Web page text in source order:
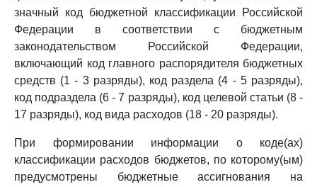
значный код бюджетной классификации Российской
Федерации в соответствии с бюджетным
законодательством Российской Федерации,
включающий код главного распорядителя бюджетных
средств (1 - 3 разряды), код раздела (4 - 5 разряды),
код подраздела (6 - 7 разряды), код целевой статьи (8 -
17 разряды), код вида расходов (18 - 20 разряды).
При формировании информации о коде(ах)
классификации расходов бюджетов, по которому(ым)
предусмотрены бюджетные ассигнования на